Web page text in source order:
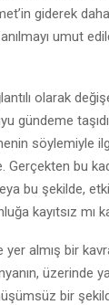
giderek
umut
olarak
söylemiyle
Gerçekten bu
bu şekilde,
kayıtsız mı
almış bir
üzerinde
bir